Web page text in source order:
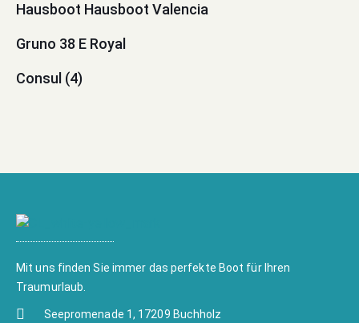
Hausboot Hausboot Valencia
Gruno 38 E Royal
Consul (4)
Mit uns finden Sie immer das perfekte Boot für Ihren
Traumurlaub.
Seepromenade 1, 17209 Buchholz